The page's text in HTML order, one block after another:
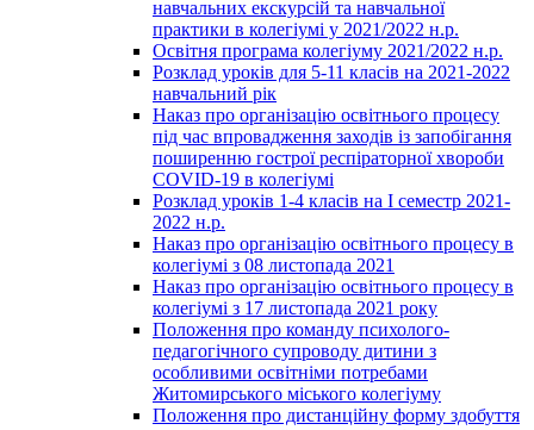
навчальних екскурсій та навчальної
практики в колегіумі у 2021/2022 н.р.
Освітня програма колегіуму 2021/2022 н.р.
Розклад уроків для 5-11 класів на 2021-2022
навчальний рік
Наказ про організацію освітнього процесу
під час впровадження заходів із запобігання
поширенню гострої респіраторної хвороби
COVID-19 в колегіумі
Розклад уроків 1-4 класів на І семестр 2021-
2022 н.р.
Наказ про організацію освітнього процесу в
колегіумі з 08 листопада 2021
Наказ про організацію освітнього процесу в
колегіумі з 17 листопада 2021 року
Положення про команду психолого-
педагогічного супроводу дитини з
особливими освітніми потребами
Житомирського міського колегіуму
Положення про дистанційну форму здобуття